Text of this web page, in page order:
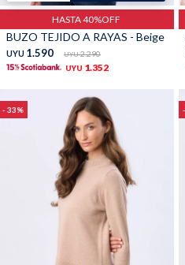
HASTA 40%OFF
BUZO TEJIDO A RAYAS - Beige
UYU 1.590 UYU 2.290
UYU 1.352
33
Sacos
Bolsos y valijas